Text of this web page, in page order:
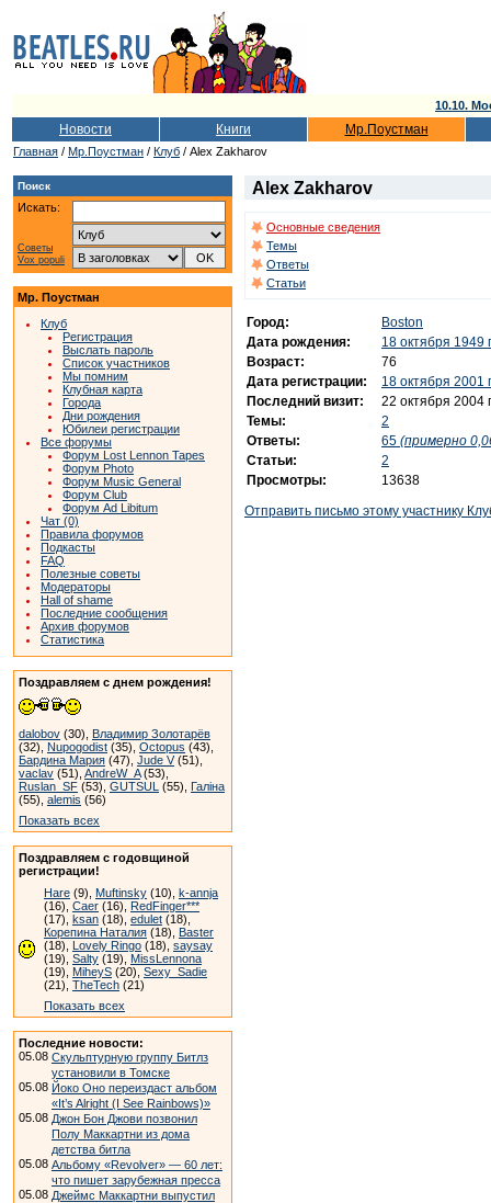
10.10.
Новости Книги Мр.Поустман
Главная / Мр.Поустман / Клуб / Alex Zakharov
Поиск
Искать:
Советы
Vox populi
Мр. Поустман
Клуб
Регистрация
Выслать пароль
Список участников
Мы помним
Клубная карта
Города
Дни рождения
Юбилеи регистрации
Все форумы
Форум Lost Lennon Tapes
Форум Photo
Форум Music General
Форум Club
Форум Ad Libitum
Чат (0)
Правила форумов
Подкасты
FAQ
Полезные советы
Модераторы
Hall of shame
Последние сообщения
Архив форумов
Статистика
Поздравляем с днем рождения!
dalobov (30), Владимир Золотарёв
(32), Nupogodist (35), Octopus (43),
Бардина Мария (47), Jude V(51),
vaclav (51), AndreW_A(53),
Ruslan_SF (53), GUTSUL (55), Галіна
(55), alemis (56)
Показать всех
Поздравляем с годовщиной
регистрации!
Hare (9), Muftinsky (10), k-annja
(16), Caer (16), RedFinger***
(17), ksan (18), edulet (18),
Корепина Наталия (18), Baster
(18), Lovely Ringo (18), saysay
(19), Salty (19), MissLennona
(19), MiheyS (20), Sexy_Sadie
(21), TheTech (21)
Показать всех
Последние новости:
05.08 Скульптурную группу Битлз
установили в Томске
05.08 Йоко Оно переиздаст альбом
«It’s Alright (I See Rainbows)»
05.08 Джон Бон Джови позвонил
Полу Маккартни из дома
детства битла
05.08 Альбому «Revolver» — 60 лет:
что пишет зарубежная пресса
05.08 Джеймс Маккартни выпустил
Alex Zakharov
Основные сведения
Темы
Ответы
Статьи
Город:
Boston
Дата рождения:
18 октября 1949
Возраст:
76
Дата регистрации:
18 октября 2001
Последний визит:
22 октября 2004
Темы:
2
Ответы:
65 (примерно
Статьи:
2
Просмотры:
13638
Отправить письмо этому участнику